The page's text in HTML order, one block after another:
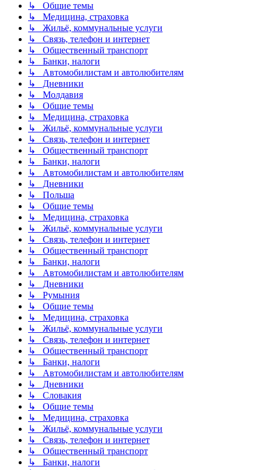
↳ Общие темы
↳ Медицина, страховка
↳ Жильё, коммунальные услуги
↳ Связь, телефон и интернет
↳ Общественный транспорт
↳ Банки, налоги
↳ Автомобилистам и автолюбителям
↳ Дневники
↳ Молдавия
↳ Общие темы
↳ Медицина, страховка
↳ Жильё, коммунальные услуги
↳ Связь, телефон и интернет
↳ Общественный транспорт
↳ Банки, налоги
↳ Автомобилистам и автолюбителям
↳ Дневники
↳ Польша
↳ Общие темы
↳ Медицина, страховка
↳ Жильё, коммунальные услуги
↳ Связь, телефон и интернет
↳ Общественный транспорт
↳ Банки, налоги
↳ Автомобилистам и автолюбителям
↳ Дневники
↳ Румыния
↳ Общие темы
↳ Медицина, страховка
↳ Жильё, коммунальные услуги
↳ Связь, телефон и интернет
↳ Общественный транспорт
↳ Банки, налоги
↳ Автомобилистам и автолюбителям
↳ Дневники
↳ Словакия
↳ Общие темы
↳ Медицина, страховка
↳ Жильё, коммунальные услуги
↳ Связь, телефон и интернет
↳ Общественный транспорт
↳ Банки, налоги